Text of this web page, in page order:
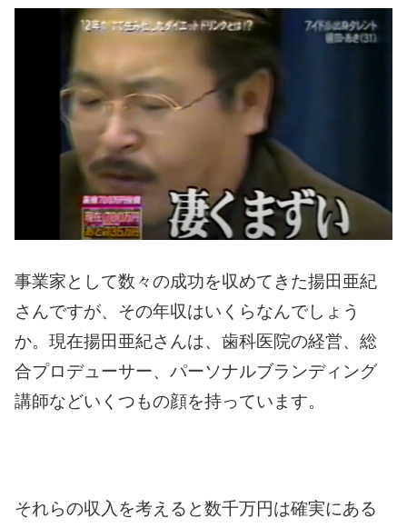
事業家として数々の成功を収めてきた揚田亜紀
さんですが、その年収はいくらなんでしょう
か。 現在揚田亜紀さんは、歯科医院の経営、総
合プロデューサー、パーソナルブランディング
講師などいくつもの顔を持っています。
それらの収入を考えると数千万円は確実にある